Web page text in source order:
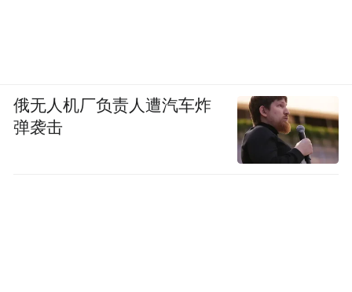
俄无人机厂负责人遭汽车炸
弹袭击